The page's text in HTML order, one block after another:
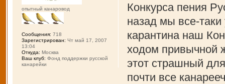
Конкурса пения
назад мы все-таки
карантина наш
ходом привычной
этот страшный
почти все
опытный канаровод
Сообщения: 718
Зарегистрирован: Чт май 17, 2007
13:04
Откуда: Москва
Ваш клуб: Фонд поддержки русской
канарейки